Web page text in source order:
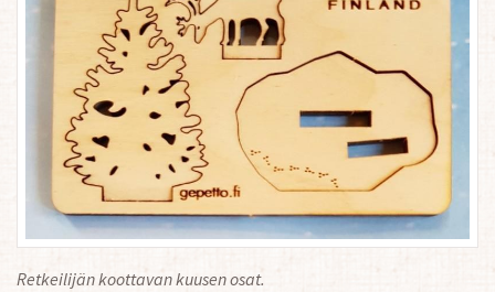
Retkeilijän koottavan kuusen osat.